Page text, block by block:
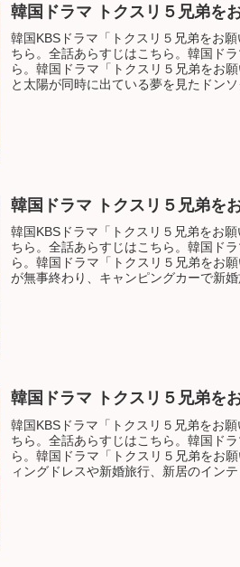
韓国ドラマ トクスリ５兄弟を
韓国KBSドラマ「トクスリ５兄弟をお
ちら。全話あらすじはこちら。韓国ド
ら。韓国ドラマ「トクスリ５兄弟をお
と太陽が同時に出ている夢を見たドンソ
韓国ドラマ トクスリ５兄弟を
韓国KBSドラマ「トクスリ５兄弟をお
ちら。全話あらすじはこちら。韓国ド
ら。韓国ドラマ「トクスリ５兄弟をお
が無事終わり、キャンピングカーで新婚
韓国ドラマ トクスリ５兄弟を
韓国KBSドラマ「トクスリ５兄弟をお
ちら。全話あらすじはこちら。韓国ド
ら。韓国ドラマ「トクスリ５兄弟をお
ィングドレスや新婚旅行、新居のイン